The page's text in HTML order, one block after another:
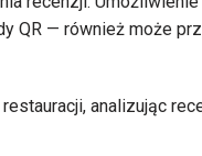
QR — również może
analizując